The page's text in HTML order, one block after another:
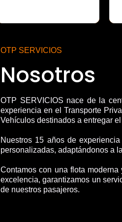
OTP SERVICIOS
Nosotros
OTP SERVICIOS nace de la
experiencia en el Transporte
Vehículos destinados a entregar
Nuestros 15 años de
personalizadas, adaptándonos a
Contamos con una flota
excelencia, garantizamos un
de nuestros pasajeros.